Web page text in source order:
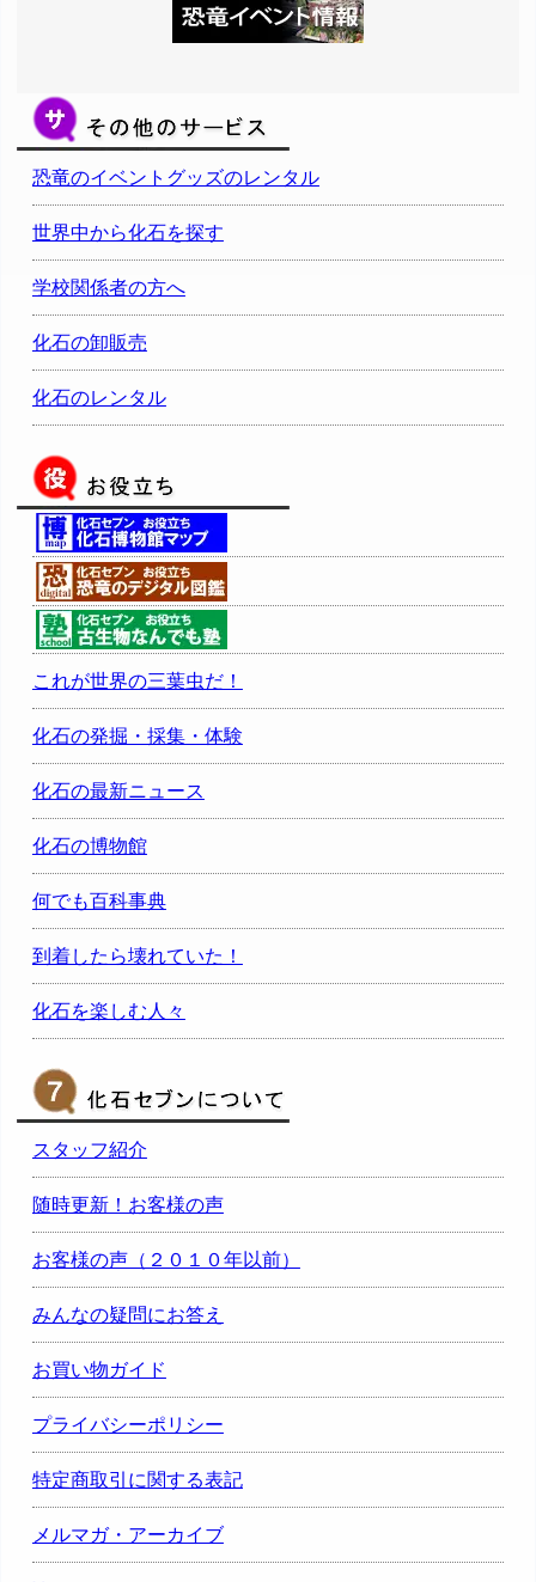
恐竜のイベントグッズのレンタル
世界中から化石を探す
学校関係者の方へ
化石の卸販売
化石のレンタル
これが世界の三葉虫だ！
化石の発掘・採集・体験
化石の最新ニュース
化石の博物館
何でも百科事典
到着したら壊れていた！
化石を楽しむ人々
スタッフ紹介
随時更新！お客様の声
お客様の声（２０１０年以前）
みんなの疑問にお答え
お買い物ガイド
プライバシーポリシー
特定商取引に関する表記
メルマガ・アーカイブ